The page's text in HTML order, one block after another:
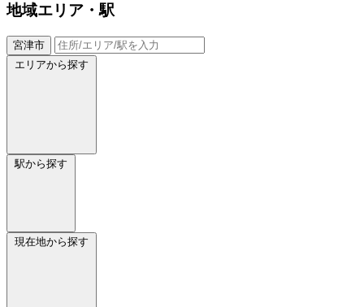
地域エリア・駅
宮津市
エリアから探す
駅から探す
現在地から探す